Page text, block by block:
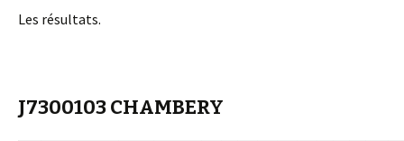
Les résultats.
J7300103 CHAMBERY